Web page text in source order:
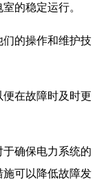
的稳定运行。
的操作和维护技
在故障时及时更
确保电力系统的
可以降低故障发